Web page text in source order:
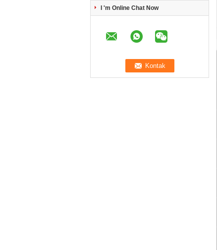
I 'm Online Chat Now